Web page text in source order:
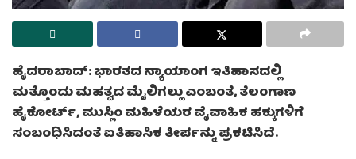
ಹೈದರಾಬಾದ್: ಭಾರತದ ನ್ಯಾಯಾಂಗ ಇತಿಹಾಸದಲ್ಲಿ
ಮತ್ತೊಂದು ಮಹತ್ವದ ಮೈಲಿಗಲ್ಲು ಎಂಬಂತೆ, ತೆಲಂಗಾಣ
ಹೈಕೋರ್ಟ್, ಮುಸ್ಲಿಂ ಮಹಿಳೆಯರ ವೈವಾಹಿಕ ಹಕ್ಕುಗಳಿಗೆ
ಸಂಬಂಧಿಸಿದಂತೆ ಐತಿಹಾಸಿಕ ತೀರ್ಪನ್ನು ಪ್ರಕಟಿಸಿದೆ.